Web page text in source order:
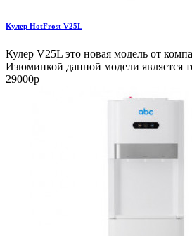
Кулер HotFrost V25L
Кулер V25L это новая модель от
Изюминкой данной модели является
29000р